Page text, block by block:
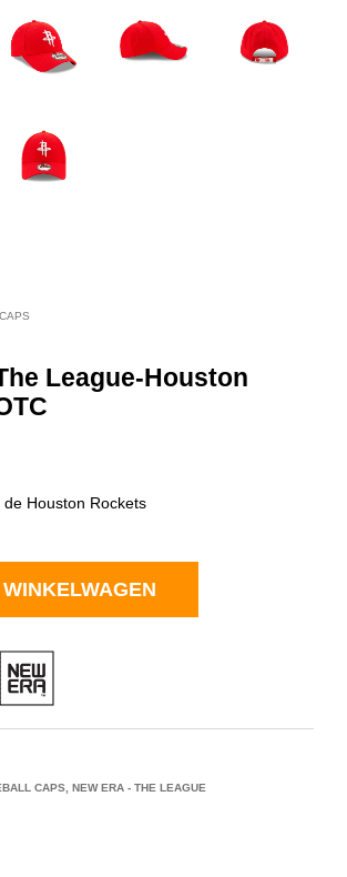
League-Houston
Houston Rockets
WINKELWAGEN
CAPS NEW ERA - THE LEAGUE